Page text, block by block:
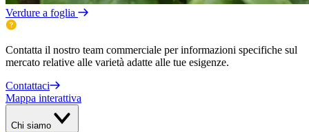
Verdure a foglia
Contatta il nostro team commerciale per informazioni specifiche sul
mercato relative alle varietà adatte alle tue esigenze.
Contattaci
Mappa interattiva
Chi siamo